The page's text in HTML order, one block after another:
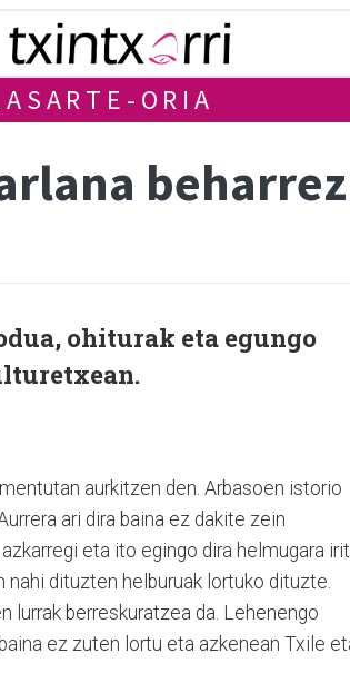
ORIA
ohiturak eta egungo
aurkitzen den. Arbasoen istorio
ari dira baina ez dakite zein
eta ito egingo dira helmugara
dituzten helburuak lortuko dituzte.
lurrak berreskuratzea da. Lehenengo
ez zuten lortu eta azkenean Txile